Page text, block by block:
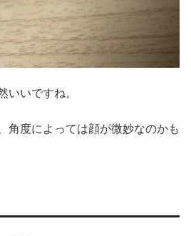
いいですね。
角度によっては顔が微妙なのかも